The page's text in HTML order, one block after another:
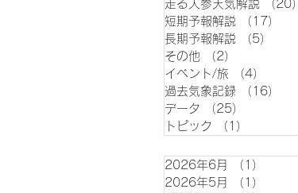
走る人参天気解説
（20
短期予報解説
（17）
長期予報解説
（5）
その他
（2）
イベント/旅
（4）
過去気象記録
（16）
データ
（25）
トピック
（1）
2026年6月 （1）
2026年5月
（1）